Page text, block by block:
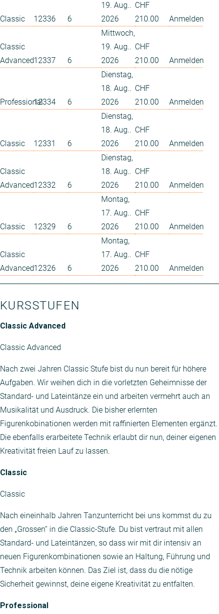
Classic 12336 6
19. Aug..
2026
CHF
210.00
Anmelden
Classic
Advanced12337 6
Mittwoch,
19. Aug..
2026
CHF
210.00
Anmelden
Professional12334 6
Dienstag,
18. Aug..
2026
CHF
210.00
Anmelden
Classic 12331 6
Dienstag,
18. Aug..
2026
CHF
210.00
Anmelden
Classic
Advanced12332 6
Dienstag,
18. Aug..
2026
CHF
210.00
Anmelden
Classic 12329 6
Montag,
17. Aug..
2026
CHF
210.00
Anmelden
Classic
Advanced12326 6
Montag,
17. Aug..
2026
CHF
210.00
Anmelden
KURSSTUFEN
Classic Advanced
Classic Advanced
Nach zwei Jahren Classic Stufe bist du nun bereit für höhere
Aufgaben. Wir weihen dich in die vorletzten Geheimnisse der
Standard- und Lateintänze ein und arbeiten vermehrt auch an
Musikalität und Ausdruck. Die bisher erlernten
Figurenkobinationen werden mit raffinierten Elementen ergänzt.
Die ebenfalls erarbeitete Technik erlaubt dir nun, deiner eigenen
Kreativität freien Lauf zu lassen.
Classic
Classic
Nach eineinhalb Jahren Tanzunterricht bei uns kommst du zu
den „Grossen“ in die Classic-Stufe. Du bist vertraut mit allen
Standard- und Lateintänzen, so dass wir mit dir intensiv an
neuen Figurenkombinationen sowie an Haltung, Führung und
Technik arbeiten können. Das Ziel ist, dass du die nötige
Sicherheit gewinnst, deine eigene Kreativität zu entfalten.
Professional